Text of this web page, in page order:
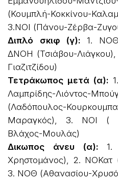
(Κουμπλή-Κοκκίνου-
3.ΝΟΙ (Πάνου-Ζέρβα-
Διπλό σκιφ (γ): 1. ΝΟΘ
ΔΝΟΗ (Τσιάβου-
Γιαζιτζίδου)
Τετράκωπος μετά (α):
Λαμπρίδης-
(Λαδόπουλος-
Μαραγκός), 3. ΝΟΙ (
Βλάχος-Μουλάς)
Δικωπος άνευ (α): 1.
Χρηστομάνος), 2. ΝΟΚατ
3. ΝΟΘ (Αθανασίου-